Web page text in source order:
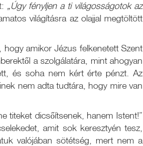
„Úgy fényljen a ti világosságotok az
világításra az olajjal megtöltött
amikor Jézus felkenetett Szent
a szolgálatára, mint ahogyan
és soha nem kért érte pénzt. Az
nem adta tudtára, hogy mire van
titeket dicsőítsenek, hanem Istent!”
amit sok keresztyén tesz,
valójában sötétség, mert nem a